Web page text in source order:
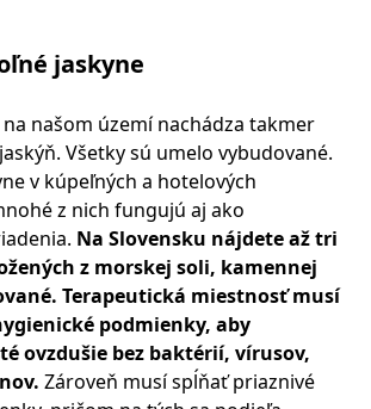
jaskyne
našom území nachádza takmer
Všetky sú umelo vybudované.
v kúpeľných a hotelových
z nich fungujú aj ako
Na Slovensku nájdete až tri
z morskej soli, kamennej
Terapeutická miestnosť musí
podmienky, aby
ovzdušie bez baktérií, vírusov,
Zároveň musí spĺňať priaznivé